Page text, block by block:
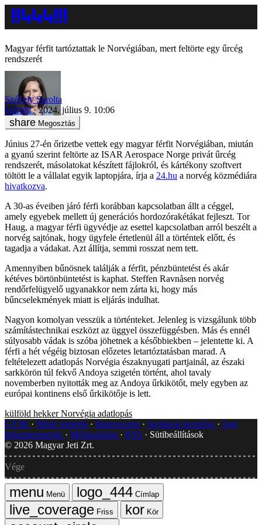
Magyar férfit tartóztattak le Norvégiában, mert feltörte egy űrcég
rendszerét
Székely Sarolta
külföld
2024. július 9. 10:06
Megosztás
Június 27-én őrizetbe vettek egy magyar férfit Norvégiában, miután
a gyanú szerint feltörte az ISAR Aerospace Norge privát űrcég
rendszerét, másolatokat készített fájlokról, és kártékony szoftvert
töltött le a vállalat egyik laptopjára, írja a 24.hu a norvég közmédiára
hivatkozva.
A 30-as éveiben járó férfi korábban kapcsolatban állt a céggel,
amely egyebek mellett új generációs hordozórakétákat fejleszt. Tor
Haug, a magyar férfi ügyvédje az esettel kapcsolatban arról beszélt a
norvég sajtónak, hogy ügyfele értetlenül áll a történtek előtt, és
tagadja a vádakat. Azt állítja, semmi rosszat nem tett.
Amennyiben bűnösnek találják a férfit, pénzbüntetést és akár
kétéves börtönbüntetést is kaphat. Steffen Ravnåsen norvég
rendőrfelügyelő ugyanakkor nem zárta ki, hogy más
bűncselekmények miatt is eljárás indulhat.
Nagyon komolyan vesszük a történteket. Jelenleg is vizsgálunk több
számítástechnikai eszközt az üggyel összefüggésben. Más és ennél
súlyosabb vádak is szóba jöhetnek a későbbiekben – jelentette ki. A
férfi a hét végéig biztosan előzetes letartóztatásban marad. A
feltételezett adatlopás Norvégia északnyugati partjainál, az északi
sarkkörön túl fekvő Andoya szigetén történt, ahol tavaly
novemberben nyitották meg az Andoya űrkikötőt, mely egyben az
európai kontinens első űrkikötője is lett.
külföld hekker Norvégia adatlopás
GYIK
Hibát jelentek Impresszum Javítások kezelése
Jogi
dokumentumok
Médiaajánlat RSS
Sütibeállítások
© 2026 Magyar Jeti Zrt.
Vége
Menü
Címlap
Friss
Kör